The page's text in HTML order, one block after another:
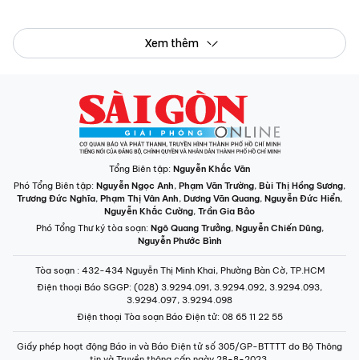
Tổng Biên tập:Nguyễn Khắc Văn
Phó Tổng Biên tập:Nguyễn Ngọc Anh,Phạm Văn Trường , Bùi Thị Hồng Sương
Trương Đức Nghĩa,Phạm Thị Vân Anh,Dương Văn Quang,Nguyễn Đức Hiển
Nguyễn Khắc Cường,Trần Gia Bảo
Phó Tổng Thư ký tòa soạn:Ngô Quang Trưởng,Nguyễn Chiến Dũng
Nguyễn Phước Bình
: 432-434 Nguyễn Thị Minh Khai, Phường Bàn Cờ, TP.HCM
Điện thoại Báo SGGP: (028) 3.9294.091, 3.9294.092, 3.9294.093,
3.9294.097, 3.9294.098
Điện thoại Tòa soạn Báo Điện tử: 08 65 11 22 55
Giấy phép hoạt động Báo in và Báo Điện tử số 305/GP-BTTTT do Bộ Thông
tin và Truyền thông cấp ngày 28-8-2023.
© Bản quyền Báo SÀI GÒN GIẢI PHÓNG.